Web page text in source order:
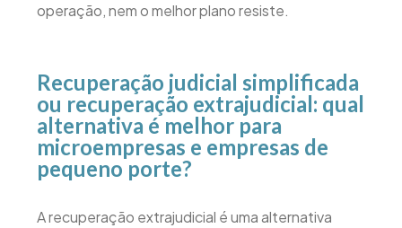
operação, nem o melhor plano resiste.
Recuperação judicial simplificada
ou recuperação extrajudicial: qual
alternativa é melhor para
microempresas e empresas de
pequeno porte?
A recuperação extrajudicial é uma alternativa